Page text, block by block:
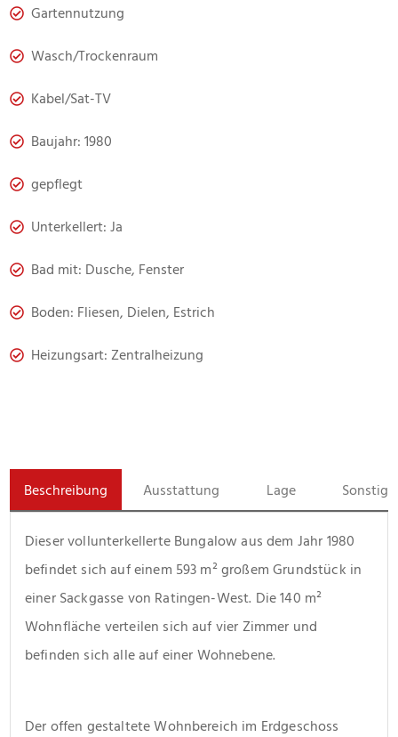
Gartennutzung
Wasch/Trockenraum
Kabel/Sat-TV
Baujahr: 1980
gepflegt
Unterkellert: Ja
Bad mit: Dusche, Fenster
Boden: Fliesen, Dielen, Estrich
Heizungsart: Zentralheizung
Beschreibung Ausstattung Lage
Dieser vollunterkellerte Bungalow aus dem Jahr 1980
befindet sich auf einem 593 m² großem Grundstück in
einer Sackgasse von Ratingen-West. Die 140 m²
Wohnfläche verteilen sich auf vier Zimmer und
befinden sich alle auf einer Wohnebene.
Der offen gestaltete Wohnbereich im Erdgeschoss